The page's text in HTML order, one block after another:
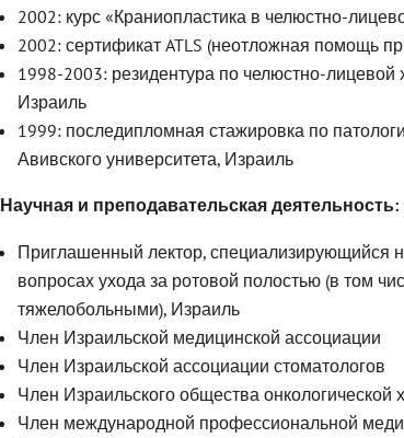
2002: курс «Краниопластика в челюстно-
2002: сертификат ATLS (неотложная помощь
1998-2003: резидентура по челюстно-
Израиль
1999: последипломная стажировка по
Авивского университета, Израиль
Научная и преподавательская деятельность:
Приглашенный лектор, специализирующийся
вопросах ухода за ротовой полостью (в том
тяжелобольными), Израиль
Член Израильской медицинской ассоциации
Член Израильской ассоциации стоматологов
Член Израильского общества онкологической
Член международной профессиональной